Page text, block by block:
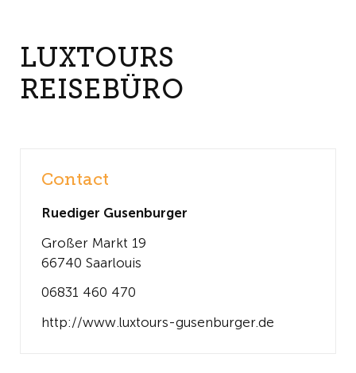
LUXTOURS
REISEBÜRO
Contact
Ruediger Gusenburger
Großer Markt 19
66740 Saarlouis
06831 460 470
http://www.luxtours-gusenburger.de